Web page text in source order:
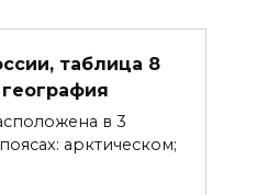
таблица 8
география
в 3
арктическом;